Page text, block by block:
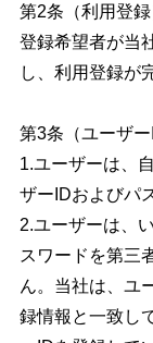
第2条（利用登録
登録希望者が当
し、利用登録が
第3条（ユーザ
1.ユーザーは、
ザーIDおよびパ
2.ユーザーは、
スワードを第三
ん。当社は、ユ
録情報と一致し